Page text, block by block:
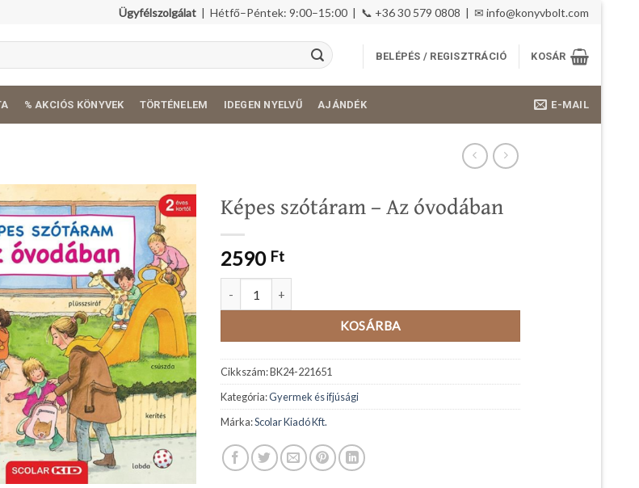
Ügyfélszolgálat | Hétfő–Péntek: 9:00–15:00 | 📞 +36 30 579 0808 | ✉ info@konyvbolt.com
BELÉPÉS / REGISZTRÁCIÓ KOSÁR
% AKCIÓS KÖNYVEK TÖRTÉNELEM IDEGEN NYELVŰ AJÁNDÉK E-MAIL
Képes szótáram – Az óvodában
2590 Ft
KOSÁRBA
Cikkszám:BK24-221651
Kategória:Gyermek és ifjúsági
Márka:Scolar Kiadó Kft.